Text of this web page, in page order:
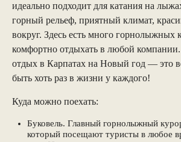
идеально подходит для катания на
горный рельеф, приятный климат,
вокруг. Здесь есть много горнолыжных
комфортно отдыхать в любой
отдых в Карпатах на Новый год — это
быть хоть раз в жизни у каждого!
Куда можно поехать:
Буковель. Главный горнолыжный
который посещают туристы в любое